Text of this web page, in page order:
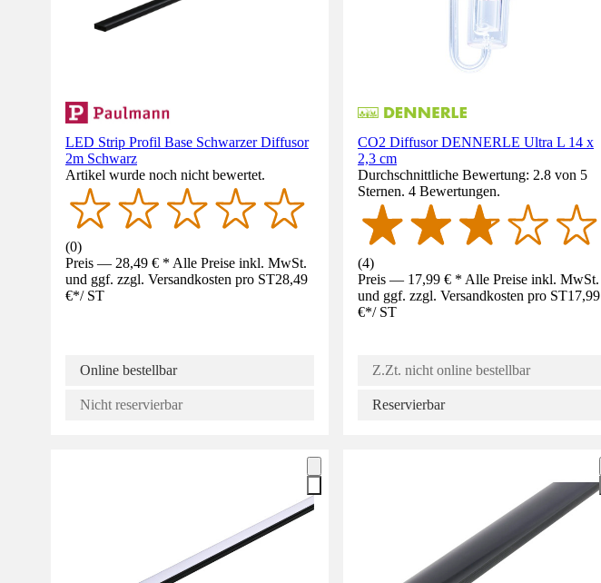
LED Strip Profil Base Schwarzer Diffusor
2m Schwarz
Artikel wurde noch nicht bewertet.
(0)
Preis — 28,49 € * Alle Preise inkl. MwSt.
und ggf. zzgl. Versandkosten pro ST28,49
€*/ ST
Online bestellbar
Nicht reservierbar
CO2 Diffusor DENNERLE Ultra L 14 x
2,3 cm
Durchschnittliche Bewertung: 2.8 von 5
Sternen. 4 Bewertungen.
(4)
Preis — 17,99 € * Alle Preise inkl. MwSt.
und ggf. zzgl. Versandkosten pro ST17,99
€*/ ST
Z.Zt. nicht online bestellbar
Reservierbar